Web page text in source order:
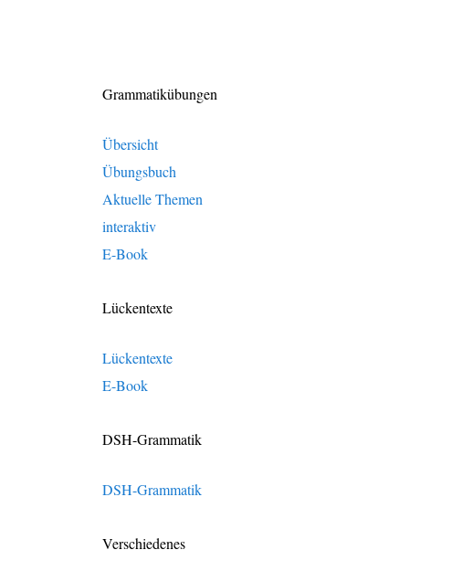
Grammatikübungen
Übersicht
Übungsbuch
Aktuelle Themen
interaktiv
E-Book
Lückentexte
Lückentexte
E-Book
DSH-Grammatik
DSH-Grammatik
Verschiedenes